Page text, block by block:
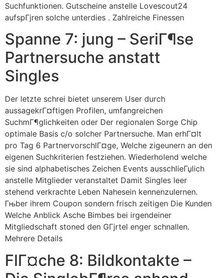
Suchfunktionen. Gutscheine anstelle Lovescout24
aufspГјren solche unterdies . Zahlreiche Finessen
Spanne 7: jung – SeriГ¶se
Partnersuche anstatt
Singles
Der letzte schrei bietet unserem User durch
aussagekrГ¤ftigen Profilen, umfangreichen
SuchmГ¶glichkeiten oder Der regionalen Sorge Chip
optimale Basis c/o solcher Partnersuche. Man erhГ¤lt
pro Tag 6 PartnervorschlГ¤ge, Welche zigeunern an den
eigenen Suchkriterien festziehen. Wiederholend welche
sie sind alphabetisches Zeichen Events ausschlieГџlich
anstelle Mitglieder veranstaltet Damit Singles leer
stehend verkrachte Leben Nahesein kennenzulernen.
Гњber ihrem Coupon sondern frisch zeitigen Die Kunden
Welche Anblick Asche Bimbes bei irgendeiner
Mitgliedschaft stoned den GГјrtel enger schnallen.
Mehrere Details
FlГ¤che 8: Bildkontakte –